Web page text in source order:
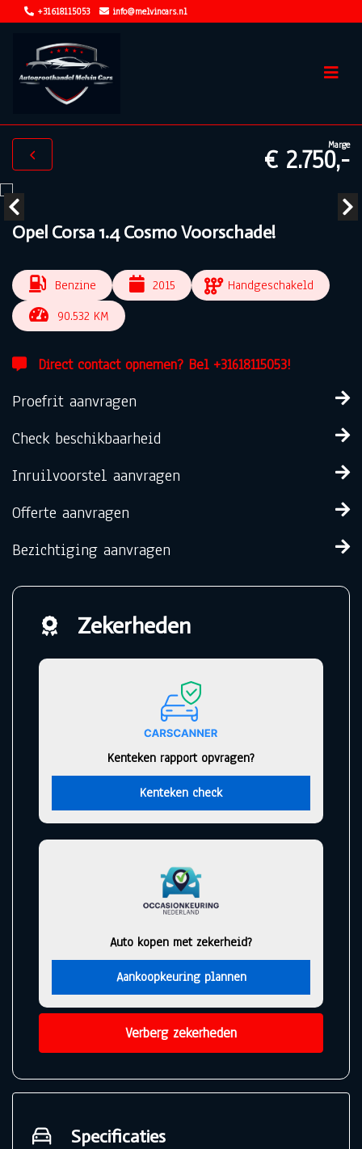
+31618115053 info@melvincars.nl
Marge
€ 2.750,-
Opel Corsa 1.4 Cosmo Voorschade!
Benzine 2015
Handgeschakeld
90.532 KM
Direct contact opnemen? Bel +31618115053!
Proefrit aanvragen
Check beschikbaarheid
Inruilvoorstel aanvragen
Offerte aanvragen
Bezichtiging aanvragen
Zekerheden
Kenteken rapport opvragen?
Kenteken check
Auto kopen met zekerheid?
Aankoopkeuring plannen
Verberg zekerheden
Specificaties